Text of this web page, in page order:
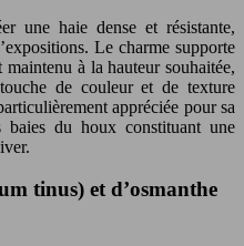
une haie dense et résistante,
Le charme supporte
à la hauteur souhaitée,
de couleur et de texture
appréciée pour sa
baies du houx constituant une
tinus) et d’osmanthe